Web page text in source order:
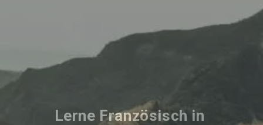
Lerne Französisch in